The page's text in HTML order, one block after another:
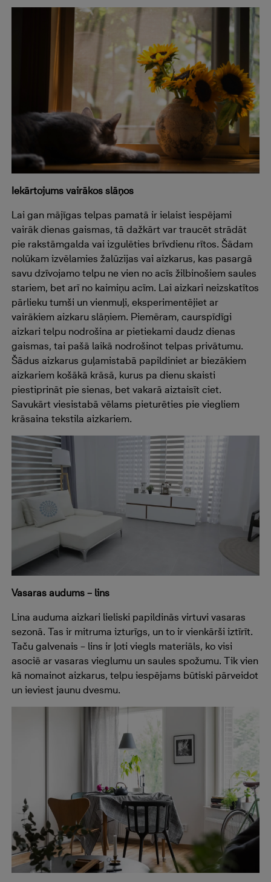
Iekārtojums vairākos slāņos
Lai gan mājīgas telpas pamatā ir ielaist iespējami
vairāk dienas gaismas, tā dažkārt var traucēt strādāt
pie rakstāmgalda vai izgulēties brīvdienu rītos. Šādam
nolūkam izvēlamies žalūzijas vai aizkarus, kas pasargā
savu dzīvojamo telpu ne vien no acīs žilbinošiem saules
stariem, bet arī no kaimiņu acīm. Lai aizkari neizskatītos
pārlieku tumši un vienmuļi, eksperimentējiet ar
vairākiem aizkaru slāņiem. Piemēram, caurspīdīgi
aizkari telpu nodrošina ar pietiekami daudz dienas
gaismas, tai pašā laikā nodrošinot telpas privātumu.
Šādus aizkarus guļamistabā papildiniet ar biezākiem
aizkariem košākā krāsā, kurus pa dienu skaisti
piestiprināt pie sienas, bet vakarā aiztaisīt ciet.
Savukārt viesistabā vēlams pieturēties pie viegliem
krāsaina tekstila aizkariem.
Vasaras audums – lins
Lina auduma aizkari lieliski papildinās virtuvi vasaras
sezonā. Tas ir mitruma izturīgs, un to ir vienkārši iztīrīt.
Taču galvenais – lins ir ļoti viegls materiāls, ko visi
asociē ar vasaras vieglumu un saules spožumu. Tik vien
kā nomainot aizkarus, telpu iespējams būtiski pārveidot
un ieviest jaunu dvesmu.